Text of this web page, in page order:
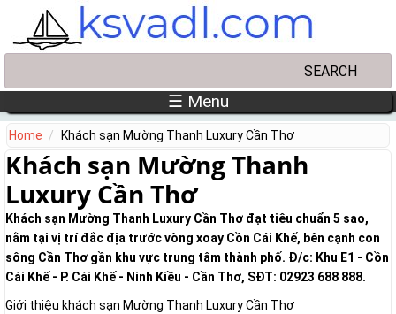
Skip to main content
☰ Menu
Home Khách sạn Mường Thanh Luxury Cần Thơ
Khách sạn Mường Thanh
Luxury Cần Thơ
Khách sạn Mường Thanh Luxury Cần Thơ đạt tiêu chuẩn 5 sao,
nằm tại vị trí đắc địa trước vòng xoay Cồn Cái Khế, bên cạnh con
sông Cần Thơ gần khu vực trung tâm thành phố. Đ/c: Khu E1 - Cồn
Cái Khế - P. Cái Khế - Ninh Kiều - Cần Thơ, SĐT: 02923 688 888.
Giới thiệu khách sạn Mường Thanh Luxury Cần Thơ